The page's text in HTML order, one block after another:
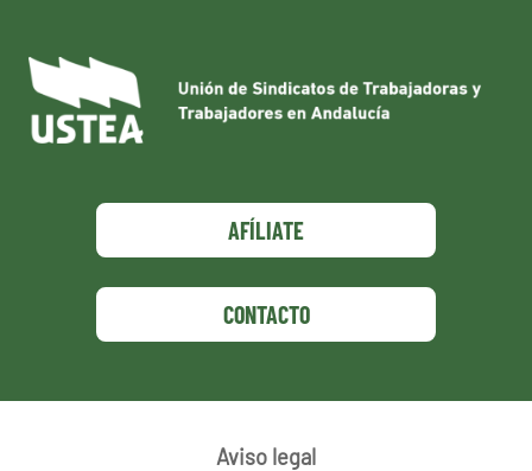
AFÍLIATE
CONTACTO
Aviso legal